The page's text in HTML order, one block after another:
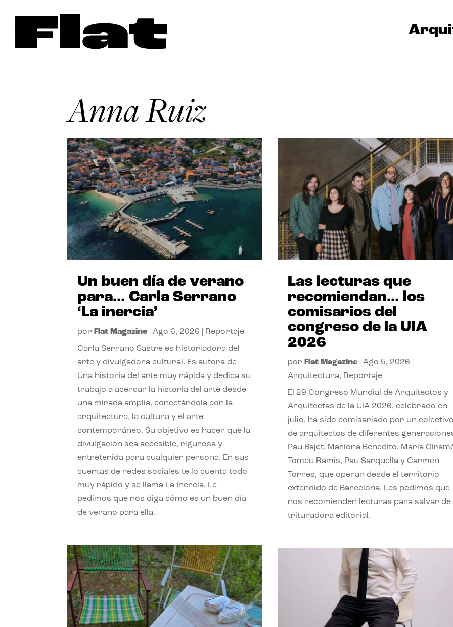
Anna Ruiz
Un buen día de verano
para… Carla Serrano
‘La inercia’
por Flat Magazine |Ago 6, 2026 Reportaje
Carla Serrano Sastre es historiadora del
arte y divulgadora cultural. Es autora de
Una historia del arte muy rápida y dedica su
trabajo a acercar la historia del arte desde
una mirada amplia, conectándola con la
arquitectura, la cultura y el arte
contemporáneo. Su objetivo es hacer que la
divulgación sea accesible, rigurosa y
entretenida para cualquier persona. En sus
cuentas de redes sociales te lo cuenta todo
muy rápido y se llama La Inercia. Le
pedimos que nos diga cómo es un buen día
de verano para ella.
Las lecturas que
recomiendan… los
comisarios del
congreso de la UIA
2026
por Flat Magazine| Ago 5, 2026
Arquitectura, Reportaje
El 29 Congreso Mundial de Arquitectos y
Arquitectas de la UIA 2026, celebrado en
julio, ha sido comisariado por un
de arquitectos de diferentes
Pau Bajet, Mariona Benedito, Maria
Tomeu Ramis, Pau Sarquella y Carmen
Torres, que operan desde el territorio
extendido de Barcelona. Les pedimos que
nos recomienden lecturas para salvar de
trituradora editorial.